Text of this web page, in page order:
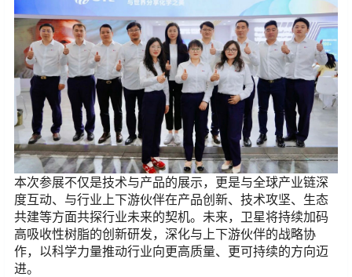
本次参展不仅是技术与产品的展示，更是与全球产业链深
度互动、与行业上下游伙伴在产品创新、技术攻坚、生态
共建等方面共探行业未来的契机。未来，卫星将持续加码
高吸收性树脂的创新研发，深化与上下游伙伴的战略协
作，以科学力量推动行业向更高质量、更可持续的方向迈
进。